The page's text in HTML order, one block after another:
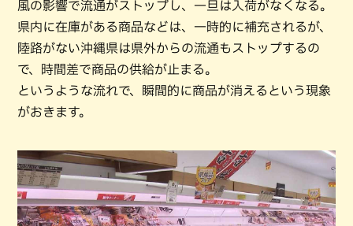
風の影響で流通がストップし、一旦は入荷がなくなる。
県内に在庫がある商品などは、一時的に補充されるが、
陸路がない沖縄県は県外からの流通もストップするの
で、時間差で商品の供給が止まる。
というような流れで、瞬間的に商品が消えるという現象
がおきます。